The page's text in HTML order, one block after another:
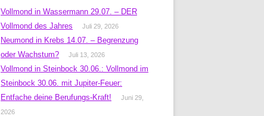
Vollmond in Wassermann 29.07. – DER
Vollmond des Jahres
Juli 29, 2026
Neumond in Krebs 14.07. – Begrenzung
oder Wachstum?
Juli 13, 2026
Vollmond in Steinbock 30.06.: Vollmond im
Steinbock 30.06. mit Jupiter-Feuer:
Entfache deine Berufungs-Kraft!
Juni 29,
2026